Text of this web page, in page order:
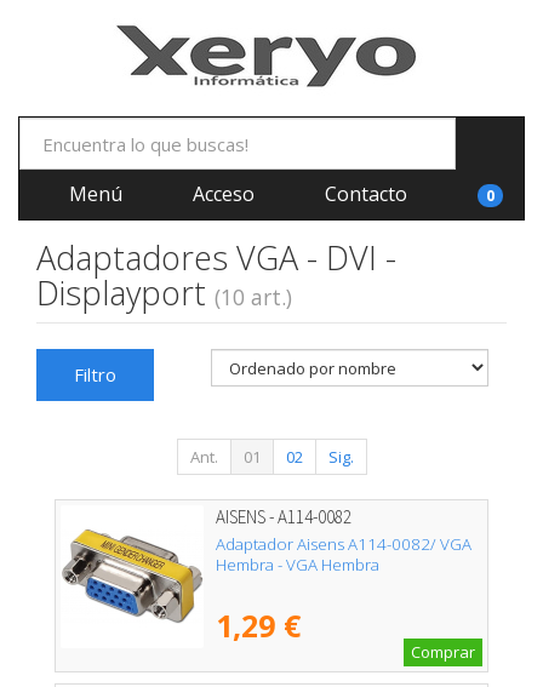
Menú Acceso Contacto 0
Adaptadores VGA - DVI -
Displayport (10 art.)
Filtro
Ant. 01 02 Sig.
AISENS - A114-0082
Adaptador Aisens A114-0082/ VGA
Hembra - VGA Hembra
1,29 €
Comprar